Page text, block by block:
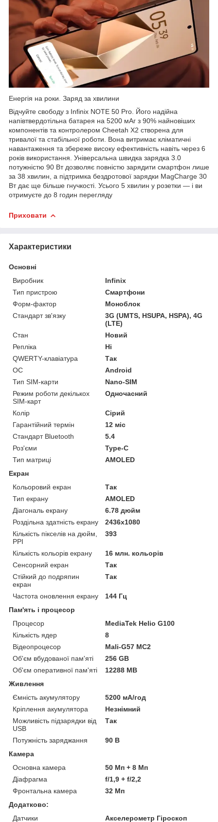
Енергія на роки. Заряд за хвилини
Відчуйте свободу з Infinix NOTE 50 Pro. Його надійна
напівтвердотільна батарея на 5200 мАг з 90% найновіших
компонентів та контролером Cheetah X2 створена для
тривалої та стабільної роботи. Вона витримає кліматичні
навантаження та збереже високу ефективність навіть через 6
років використання. Універсальна швидка зарядка 3.0
потужністю 90 Вт дозволяє повністю зарядити смартфон лише
за 38 хвилин, а підтримка бездротової зарядки MagCharge 30
Вт дає ще більше гнучкості. Усього 5 хвилин у розетки — і ви
отримуєте до 8 годин перегляду
Приховати
Характеристики
Основні
Виробник
Infinix
Тип пристрою
Смартфони
Форм-фактор
Моноблок
Стандарт зв'язку
3G (UMTS, HSUPA, HSPA), 4G
(LTE)
Стан
Новий
Репліка
Ні
QWERTY-клавіатура
Так
ОС
Android
Тип SIM-карти
Nano-SIM
Режим роботи декількох
SIM-карт
Одночасний
Колір
Сірий
Гарантійний термін
12 міс
Стандарт Bluetooth
5.4
Роз'єми
Type-C
Тип матриці
AMOLED
Екран
Кольоровий екран
Так
Тип екрану
AMOLED
Діагональ екрану
6.78 дюйм
Роздільна здатність екрану
2436x1080
Кількість пікселів на дюйм,
PPI
393
Кількість кольорів екрану
16 млн. кольорів
Сенсорний екран
Так
Стійкий до подряпин
екран
Так
Частота оновлення екрану
144 Гц
Пам'ять і процесор
Процесор
MediaTek Helio G100
Кількість ядер
8
Відеопроцесор
Mali-G57 MC2
Об'єм вбудованої пам'яті
256 GB
Об'єм оперативної пам'яті
12288 MB
Живлення
Ємність акумулятору
5200 мА/год
Кріплення акумулятора
Незнімний
Можливість підзарядки від
USB
Так
Потужність заряджання
90 В
Камера
Основна камера
50 Мп + 8 Мп
Діафрагма
f/1,9 + f/2,2
Фронтальна камера
32 Мп
Додатково:
Датчики
Акселерометр Гіроскоп